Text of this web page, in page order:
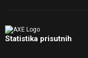
Statistika prisutnih